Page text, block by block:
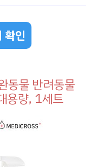
확인
동물 반려동물
용량, 1세트